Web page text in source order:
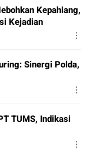
Kepahiang,
Kejadian
Sinergi Polda,
TUMS, Indikasi